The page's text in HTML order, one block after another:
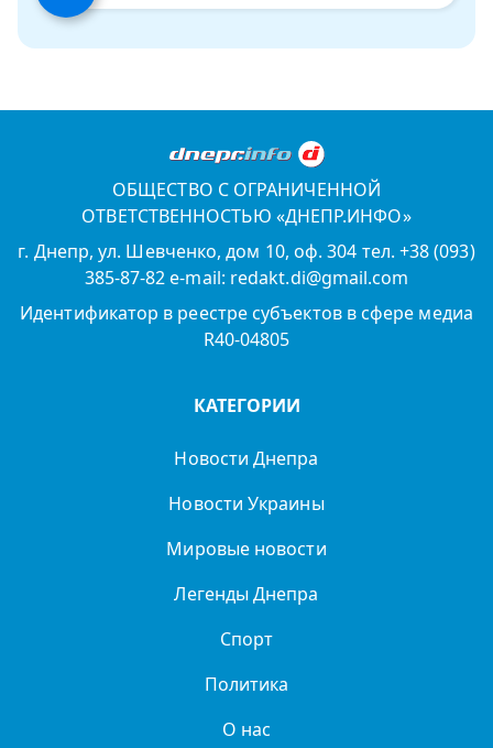
ОБЩЕСТВО С ОГРАНИЧЕННОЙ
ОТВЕТСТВЕННОСТЬЮ «ДНЕПР.ИНФО»
г. Днепр, ул. Шевченко, дом 10, оф. 304 тел. +38 (093)
385-87-82 e-mail: redakt.di@gmail.com
Идентификатор в реестре субъектов в сфере медиа
R40-04805
КАТЕГОРИИ
Новости Днепра
Новости Украины
Мировые новости
Легенды Днепра
Спорт
Политика
О нас